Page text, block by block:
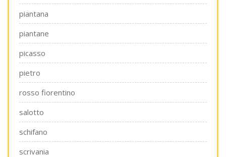
piantana
piantane
picasso
pietro
rosso fiorentino
salotto
schifano
scrivania